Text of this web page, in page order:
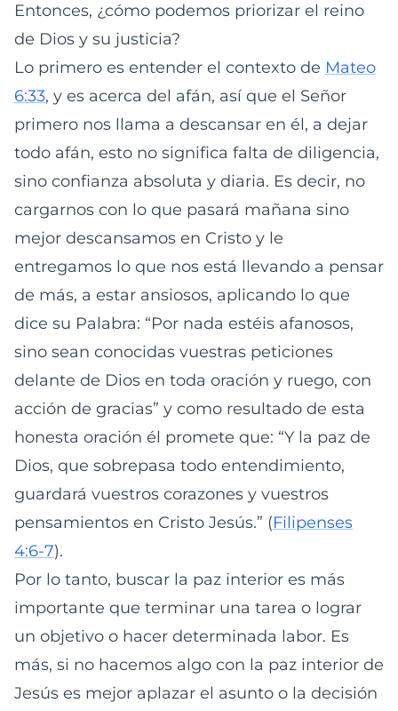
Entonces, ¿cómo podemos priorizar el reino
de Dios y su justicia?
Lo primero es entender el contexto de Mateo
6:33, y es acerca del afán, así que el Señor
primero nos llama a descansar en él, a dejar
todo afán, esto no significa falta de diligencia,
sino confianza absoluta y diaria. Es decir, no
cargarnos con lo que pasará mañana sino
mejor descansamos en Cristo y le
entregamos lo que nos está llevando a pensar
de más, a estar ansiosos, aplicando lo que
dice su Palabra: “Por nada estéis afanosos,
sino sean conocidas vuestras peticiones
delante de Dios en toda oración y ruego, con
acción de gracias” y como resultado de esta
honesta oración él promete que: “Y la paz de
Dios, que sobrepasa todo entendimiento,
guardará vuestros corazones y vuestros
pensamientos en Cristo Jesús.” (Filipenses
4:6-7).
Por lo tanto, buscar la paz interior es más
importante que terminar una tarea o lograr
un objetivo o hacer determinada labor. Es
más, si no hacemos algo con la paz interior de
Jesús es mejor aplazar el asunto o la decisión